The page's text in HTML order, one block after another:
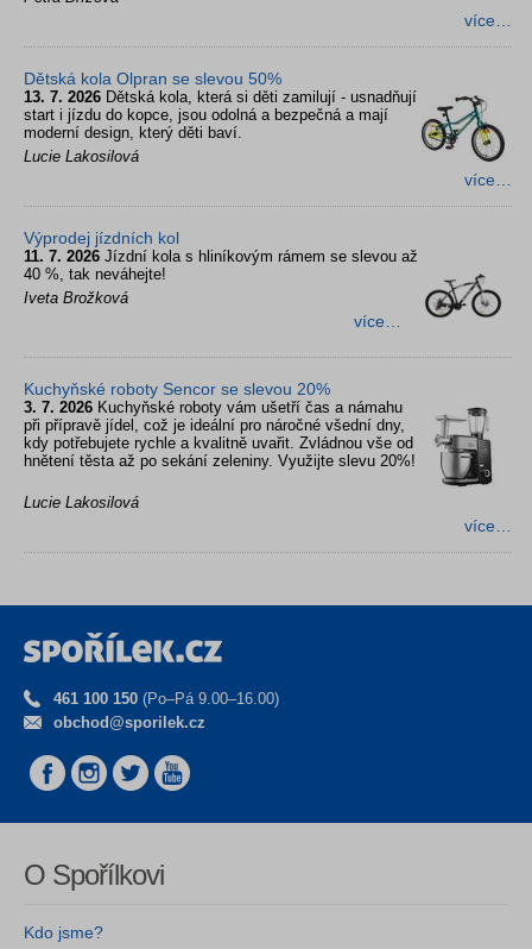
více…
Dětská kola Olpran se slevou 50%
13. 7. 2026 Dětská kola, která si děti zamilují - usnadňují
start i jízdu do kopce, jsou odolná a bezpečná a mají
moderní design, který děti baví.
Lucie Lakosilová
více…
Výprodej jízdních kol
11. 7. 2026 Jízdní kola s hliníkovým rámem se slevou až
40 %, tak neváhejte!
Iveta Brožková
více…
Kuchyňské roboty Sencor se slevou 20%
3. 7. 2026 Kuchyňské roboty vám ušetří čas a námahu
při přípravě jídel, což je ideální pro náročné všední dny,
kdy potřebujete rychle a kvalitně uvařit. Zvládnou vše od
hnětení těsta až po sekání zeleniny. Využijte slevu 20%!
Lucie Lakosilová
více…
461 100 150 (Po–Pá 9.00–16.00)
obchod@sporilek.cz
O Spořílkovi
Kdo jsme?